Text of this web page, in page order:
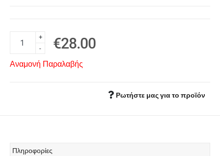
+
-
€28.00
Αναμονή Παραλαβής
Ρωτήστε μας για το προϊόν
Πληροφορίες